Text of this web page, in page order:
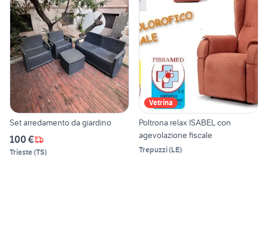
Set arredamento da giardino
100 €
Trieste(TS)
Vetrina
Poltrona relax ISABEL con
agevolazione fiscale
Trepuzzi(LE)